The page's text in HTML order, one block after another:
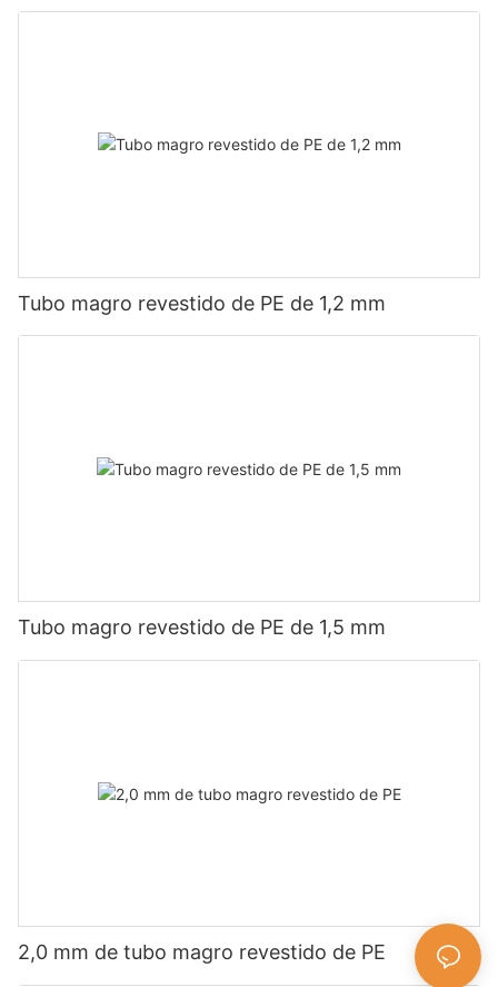
Tubo magro revestido de PE de 1,2 mm
Tubo magro revestido de PE de 1,5 mm
2,0 mm de tubo magro revestido de PE